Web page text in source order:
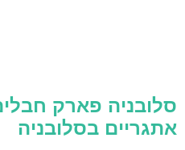
סלובניה פארק
אתגריים בסלובניה